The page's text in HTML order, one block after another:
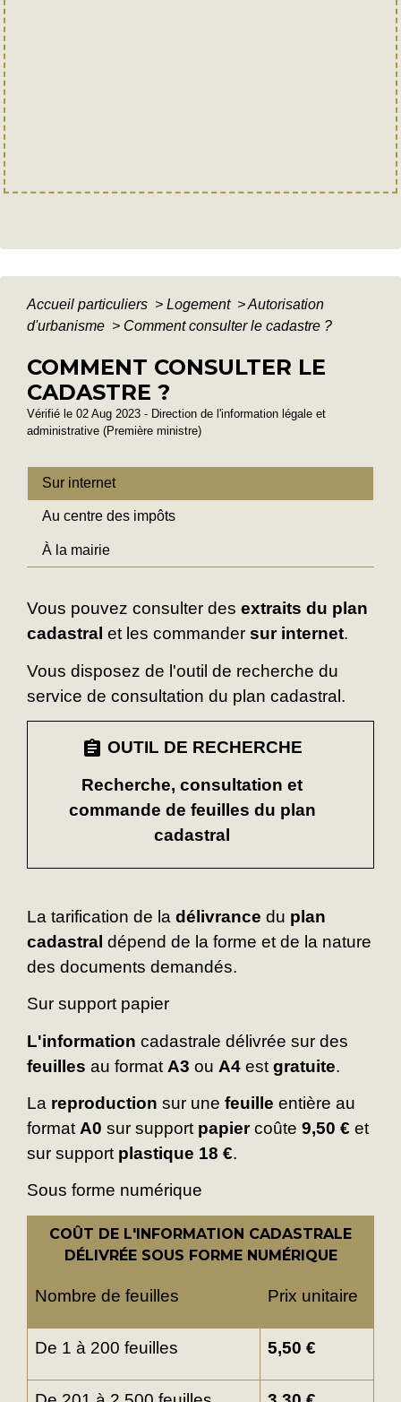
Accueil particuliers > Logement >Autorisation
d'urbanisme > Comment consulter le cadastre ?
COMMENT CONSULTER LE
CADASTRE ?
Vérifié le 02 Aug 2023 - Direction de l'information légale et
administrative (Première ministre)
Sur internet
Au centre des impôts
À la mairie
Vous pouvez consulter des extraits du plan
cadastral et les commander sur internet.
Vous disposez de l'outil de recherche du
service de consultation du plan cadastral.
assignment OUTIL DE RECHERCHE
Recherche, consultation et
commande de feuilles du plan
cadastral
La tarification de la délivrance du plan
cadastral dépend de la forme et de la nature
des documents demandés.
Sur support papier
L'information cadastrale délivrée sur des
feuilles au format A3 ou A4 est gratuite.
La reproduction sur une feuille entière au
format A0 sur support papiercoûte 9,50 € et
sur support plastique 18 €.
Sous forme numérique
COÛT DE L'INFORMATION CADASTRALE
DÉLIVRÉE SOUS FORME NUMÉRIQUE
Nombre de feuilles Prix unitaire
De 1 à 200 feuilles 5,50 €